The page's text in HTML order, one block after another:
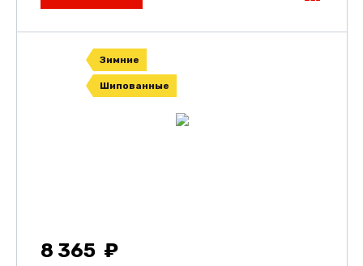
Зимние
Шипованные
8 365